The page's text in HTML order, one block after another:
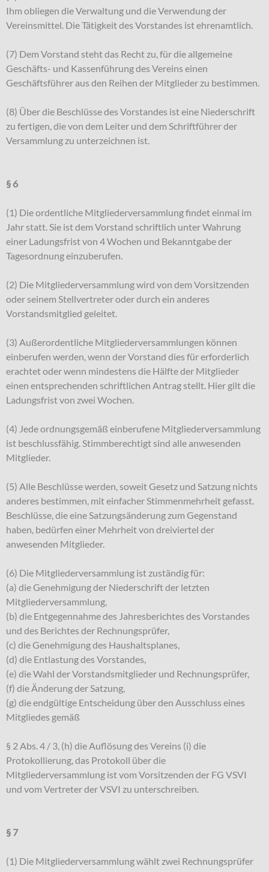
Ihm obliegen die Verwaltung und die Verwendung der
Vereinsmittel. Die Tätigkeit des Vorstandes ist ehrenamtlich.
(7) Dem Vorstand steht das Recht zu, für die allgemeine
Geschäfts- und Kassenführung des Vereins einen
Geschäftsführer aus den Reihen der Mitglieder zu bestimmen.
(8) Über die Beschlüsse des Vorstandes ist eine Niederschrift
zu fertigen, die von dem Leiter und dem Schriftführer der
Versammlung zu unterzeichnen ist.
§ 6
(1) Die ordentliche Mitgliederversammlung findet einmal im
Jahr statt. Sie ist dem Vorstand schriftlich unter Wahrung
einer Ladungsfrist von 4 Wochen und Bekanntgabe der
Tagesordnung einzuberufen.
(2) Die Mitgliederversammlung wird von dem Vorsitzenden
oder seinem Stellvertreter oder durch ein anderes
Vorstandsmitglied geleitet.
(3) Außerordentliche Mitgliederversammlungen können
einberufen werden, wenn der Vorstand dies für erforderlich
erachtet oder wenn mindestens die Hälfte der Mitglieder
einen entsprechenden schriftlichen Antrag stellt. Hier gilt die
Ladungsfrist von zwei Wochen.
(4) Jede ordnungsgemäß einberufene Mitgliederversammlung
ist beschlussfähig. Stimmberechtigt sind alle anwesenden
Mitglieder.
(5) Alle Beschlüsse werden, soweit Gesetz und Satzung nichts
anderes bestimmen, mit einfacher Stimmenmehrheit gefasst.
Beschlüsse, die eine Satzungsänderung zum Gegenstand
haben, bedürfen einer Mehrheit von dreiviertel der
anwesenden Mitglieder.
(6) Die Mitgliederversammlung ist zuständig für:
(a) die Genehmigung der Niederschrift der letzten
Mitgliederversammlung,
(b) die Entgegennahme des Jahresberichtes des Vorstandes
und des Berichtes der Rechnungsprüfer,
(c) die Genehmigung des Haushaltsplanes,
(d) die Entlastung des Vorstandes,
(e) die Wahl der Vorstandsmitglieder und Rechnungsprüfer,
(f) die Änderung der Satzung,
(g) die endgültige Entscheidung über den Ausschluss eines
Mitgliedes gemäß
§ 2 Abs. 4 / 3, (h) die Auflösung des Vereins (i) die
Protokollierung, das Protokoll über die
Mitgliederversammlung ist vom Vorsitzenden der FG VSVI
und vom Vertreter der VSVI zu unterschreiben.
§ 7
(1) Die Mitgliederversammlung wählt zwei Rechnungsprüfer